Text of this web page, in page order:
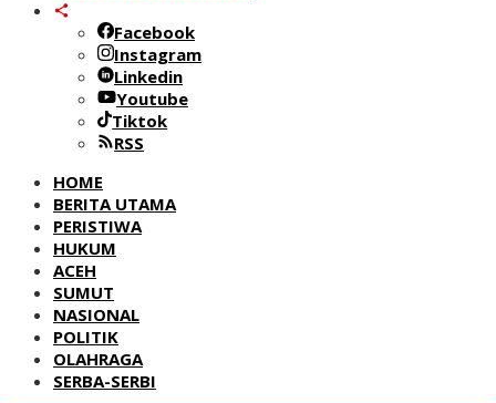
Facebook
Instagram
Linkedin
Youtube
Tiktok
RSS
HOME
BERITA UTAMA
PERISTIWA
HUKUM
ACEH
SUMUT
NASIONAL
POLITIK
OLAHRAGA
SERBA-SERBI